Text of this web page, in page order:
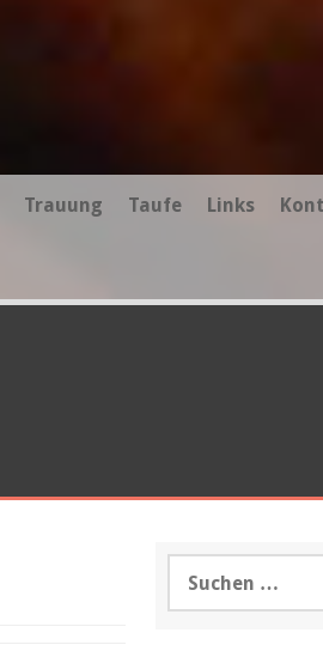
Trauung Taufe Links
nach: